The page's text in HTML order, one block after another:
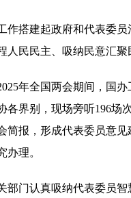
作搭建起政府和代表委员
人民民主、吸纳民意汇聚
年全国两会期间，国
各界别，现场旁听196场
简报，形成代表委员意
办理。
部门认真吸纳代表委员